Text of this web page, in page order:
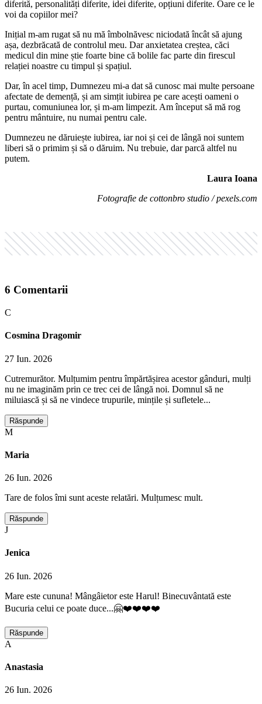
diferită, personalități diferite, idei diferite, opțiuni diferite. Oare ce le
voi da copiilor mei?
Inițial m-am rugat să nu mă îmbolnăvesc niciodată încât să ajung
așa, dezbrăcată de controlul meu. Dar anxietatea creștea, căci
medicul din mine știe foarte bine că bolile fac parte din firescul
relației noastre cu timpul și spațiul.
Dar, în acel timp, Dumnezeu mi-a dat să cunosc mai multe persoane
afectate de demență, și am simțit iubirea pe care acești oameni o
purtau, comuniunea lor, și m-am limpezit. Am început să mă rog
pentru mântuire, nu numai pentru cale.
Dumnezeu ne dăruiește iubirea, iar noi și cei de lângă noi suntem
liberi să o primim și să o dăruim. Nu trebuie, dar parcă altfel nu
putem.
Laura Ioana
Fotografie de cottonbro studio / pexels.com
6 Comentarii
C
Cosmina Dragomir
27 Iun. 2026
Cutremurător. Mulțumim pentru împărtășirea acestor gânduri, mulți
nu ne imaginăm prin ce trec cei de lângă noi. Domnul să ne
miluiască și să ne vindece trupurile, mințile și sufletele...
Răspunde
M
Maria
26 Iun. 2026
Tare de folos îmi sunt aceste relatări. Mulțumesc mult.
Răspunde
J
Jenica
26 Iun. 2026
Mare este cununa! Mângâietor este Harul! Binecuvântată este
Bucuria celui ce poate duce...🤗❤️❤️❤️❤️
Răspunde
A
Anastasia
26 Iun. 2026